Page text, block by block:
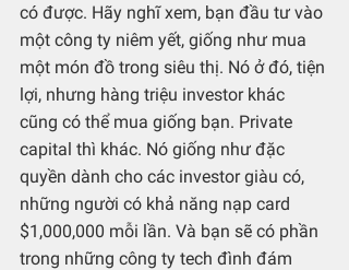
có được. Hãy nghĩ xem, bạn đầu tư vào
một công ty niêm yết, giống như mua
một món đồ trong siêu thị. Nó ở đó, tiện
lợi, nhưng hàng triệu investor khác
cũng có thể mua giống bạn. Private
capital thì khác. Nó giống như đặc
quyền dành cho các investor giàu có,
những người có khả năng nạp card
$1,000,000 mỗi lần. Và bạn sẽ có phần
trong những công ty tech đình đám